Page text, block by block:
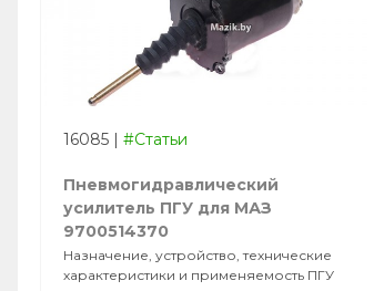
16085 | #Статьи
Пневмогидравлический
усилитель ПГУ для МАЗ
9700514370
Назначение, устройство, технические
характеристики и применяемость ПГУ